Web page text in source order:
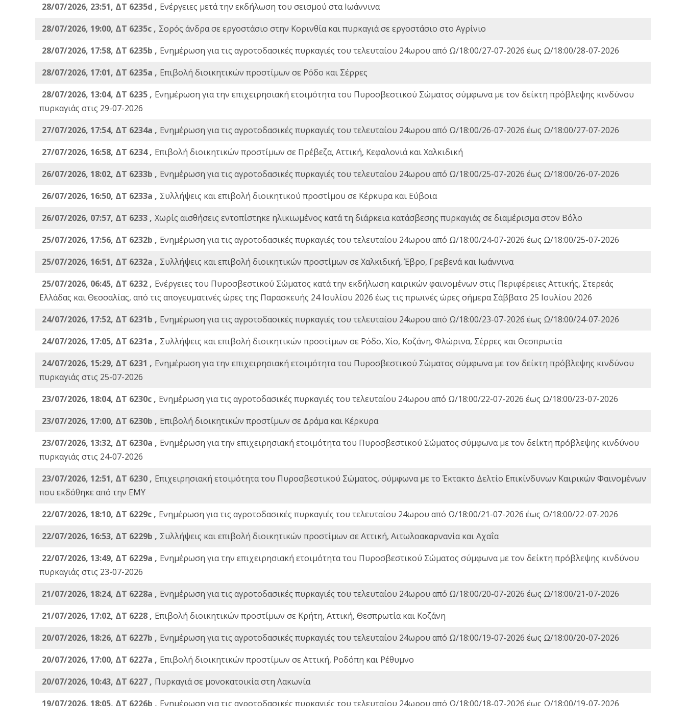
28/07/2026, 23:51, ΔΤ 6235d , Ενέργειες μετά την εκδήλωση του σεισμού στα Ιωάννινα
28/07/2026, 19:00, ΔΤ 6235c , Σορός άνδρα σε εργοστάσιο στην Κορινθία και πυρκαγιά σε εργοστάσιο στο Αγρίνιο
28/07/2026, 17:58, ΔΤ 6235b , Ενημέρωση για τις αγροτοδασικές πυρκαγιές του τελευταίου 24ωρου από Ω/18:00/27-07-2026 έως Ω/18:00/28-07-2026
28/07/2026, 17:01, ΔΤ 6235a , Eπιβολή διοικητικών προστίμων σε Ρόδο και Σέρρες
28/07/2026, 13:04, ΔΤ 6235 , Ενημέρωση για την επιχειρησιακή ετοιμότητα του Πυροσβεστικού Σώματος σύμφωνα με τον δείκτη πρόβλεψης κινδύνου
πυρκαγιάς στις 29-07-2026
27/07/2026, 17:54, ΔΤ 6234a , Ενημέρωση για τις αγροτοδασικές πυρκαγιές του τελευταίου 24ωρου από Ω/18:00/26-07-2026 έως Ω/18:00/27-07-2026
27/07/2026, 16:58, ΔΤ 6234 , Eπιβολή διοικητικών προστίμων σε Πρέβεζα, Αττική, Κεφαλονιά και Χαλκιδική
26/07/2026, 18:02, ΔΤ 6233b , Ενημέρωση για τις αγροτοδασικές πυρκαγιές του τελευταίου 24ωρου από Ω/18:00/25-07-2026 έως Ω/18:00/26-07-2026
26/07/2026, 16:50, ΔΤ 6233a , Συλλήψεις και επιβολή διοικητικού προστίμου σε Κέρκυρα και Εύβοια
26/07/2026, 07:57, ΔΤ 6233 , Χωρίς αισθήσεις εντοπίστηκε ηλικιωμένος κατά τη διάρκεια κατάσβεσης πυρκαγιάς σε διαμέρισμα στον Βόλο
25/07/2026, 17:56, ΔΤ 6232b , Ενημέρωση για τις αγροτοδασικές πυρκαγιές του τελευταίου 24ωρου από Ω/18:00/24-07-2026 έως Ω/18:00/25-07-2026
25/07/2026, 16:51, ΔΤ 6232a , Συλλήψεις και επιβολή διοικητικών προστίμων σε Χαλκιδική, Έβρο, Γρεβενά και Ιωάννινα
25/07/2026, 06:45, ΔΤ 6232 , Ενέργειες του Πυροσβεστικού Σώματος κατά την εκδήλωση καιρικών φαινομένων στις Περιφέρειες Αττικής, Στερεάς
Ελλάδας και Θεσσαλίας, από τις απογευματινές ώρες της Παρασκευής 24 Ιουλίου 2026 έως τις πρωινές ώρες σήμερα Σάββατο 25 Ιουλίου 2026
24/07/2026, 17:52, ΔΤ 6231b , Ενημέρωση για τις αγροτοδασικές πυρκαγιές του τελευταίου 24ωρου από Ω/18:00/23-07-2026 έως Ω/18:00/24-07-2026
24/07/2026, 17:05, ΔΤ 6231a , Συλλήψεις και επιβολή διοικητικών προστίμων σε Ρόδο, Χίο, Κοζάνη, Φλώρινα, Σέρρες και Θεσπρωτία
24/07/2026, 15:29, ΔΤ 6231 , Ενημέρωση για την επιχειρησιακή ετοιμότητα του Πυροσβεστικού Σώματος σύμφωνα με τον δείκτη πρόβλεψης κινδύνου
πυρκαγιάς στις 25-07-2026
23/07/2026, 18:04, ΔΤ 6230c , Ενημέρωση για τις αγροτοδασικές πυρκαγιές του τελευταίου 24ωρου από Ω/18:00/22-07-2026 έως Ω/18:00/23-07-2026
23/07/2026, 17:00, ΔΤ 6230b , Επιβολή διοικητικών προστίμων σε Δράμα και Κέρκυρα
23/07/2026, 13:32, ΔΤ 6230a , Ενημέρωση για την επιχειρησιακή ετοιμότητα του Πυροσβεστικού Σώματος σύμφωνα με τον δείκτη πρόβλεψης κινδύνου
πυρκαγιάς στις 24-07-2026
23/07/2026, 12:51, ΔΤ 6230 , Επιχειρησιακή ετοιμότητα του Πυροσβεστικού Σώματος, σύμφωνα με το Έκτακτο Δελτίο Επικίνδυνων Καιρικών Φαινομένων
που εκδόθηκε από την ΕΜΥ
22/07/2026, 18:10, ΔΤ 6229c , Ενημέρωση για τις αγροτοδασικές πυρκαγιές του τελευταίου 24ωρου από Ω/18:00/21-07-2026 έως Ω/18:00/22-07-2026
22/07/2026, 16:53, ΔΤ 6229b , Σuλλήψεις και επιβολή διοικητικών προστίμων σε Αττική, Αιτωλοακαρνανία και Αχαΐα
22/07/2026, 13:49, ΔΤ 6229a , Ενημέρωση για την επιχειρησιακή ετοιμότητα του Πυροσβεστικού Σώματος σύμφωνα με τον δείκτη πρόβλεψης κινδύνου
πυρκαγιάς στις 23-07-2026
21/07/2026, 18:24, ΔΤ 6228a , Ενημέρωση για τις αγροτοδασικές πυρκαγιές του τελευταίου 24ωρου από Ω/18:00/20-07-2026 έως Ω/18:00/21-07-2026
21/07/2026, 17:02, ΔΤ 6228 , Επιβολή διοικητικών προστίμων σε Κρήτη, Αττική, Θεσπρωτία και Κοζάνη
20/07/2026, 18:26, ΔΤ 6227b , Ενημέρωση για τις αγροτοδασικές πυρκαγιές του τελευταίου 24ωρου από Ω/18:00/19-07-2026 έως Ω/18:00/20-07-2026
20/07/2026, 17:00, ΔΤ 6227a , Επιβολή διοικητικών προστίμων σε Αττική, Ροδόπη και Ρέθυμνο
20/07/2026, 10:43, ΔΤ 6227 , Πυρκαγιά σε μονοκατοικία στη Λακωνία
19/07/2026, 18:05, ΔΤ 6226b , Ενημέρωση για τις αγροτοδασικές πυρκαγιές του τελευταίου 24ωρου από Ω/18:00/18-07-2026 έως Ω/18:00/19-07-2026